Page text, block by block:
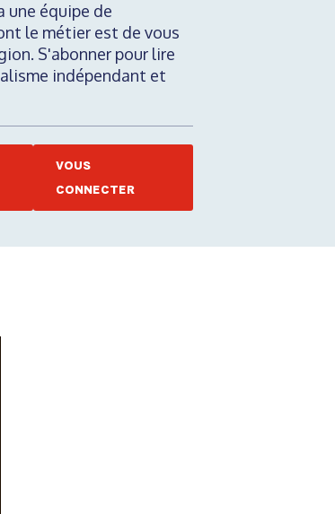
une équipe de
le métier est de vous
S'abonner pour lire
indépendant et
VOUS
CONNECTER